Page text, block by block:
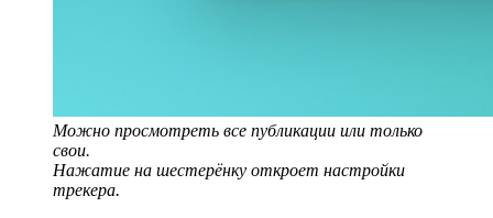
Можно просмотреть все публикации или только
свои.
Нажатие на шестерёнку откроет настройки
трекера.